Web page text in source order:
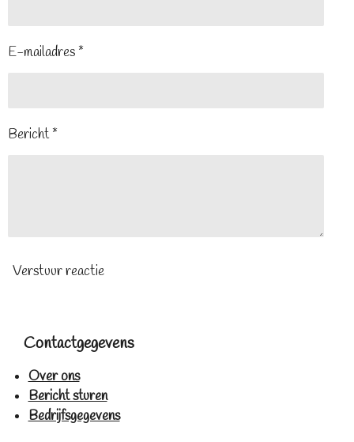
E-mailadres *
Bericht *
Verstuur reactie
Contactgegevens
Over ons
Bericht sturen
Bedrijfsgegevens